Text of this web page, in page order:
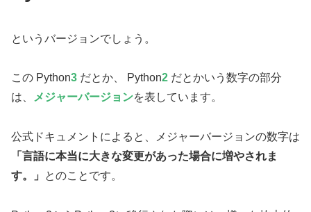
というバージョンでしょう。
この Python3 だとか、 Python2 だとかいう数字の部分
は、
メジャーバージョンを表しています。
公式ドキュメントによると、メジャーバージョンの数字は
「言語に本当に大きな変更があった場合に増やされま
す。」
とのことです。